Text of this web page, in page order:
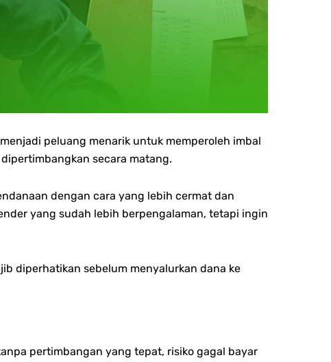
peluang menarik untuk memperoleh imbal
secara matang.
dengan cara yang lebih cermat dan
yang sudah lebih berpengalaman, tetapi ingin
diperhatikan sebelum menyalurkan dana ke
pertimbangan yang tepat, risiko gagal bayar